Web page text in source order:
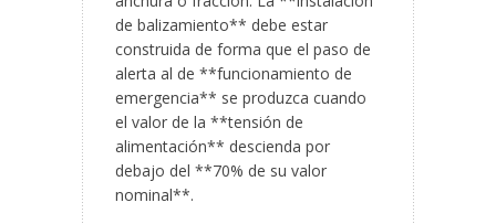
de balizamiento** debe estar
construida de forma que el paso de
alerta al de **funcionamiento de
emergencia** se produzca cuando
el valor de la **tensión de
alimentación** descienda por
debajo del **70% de su valor
nominal**.